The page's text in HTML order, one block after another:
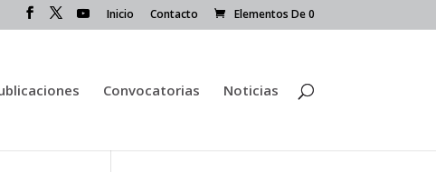
Inicio Contacto Elementos De 0
Convocatorias Noticias